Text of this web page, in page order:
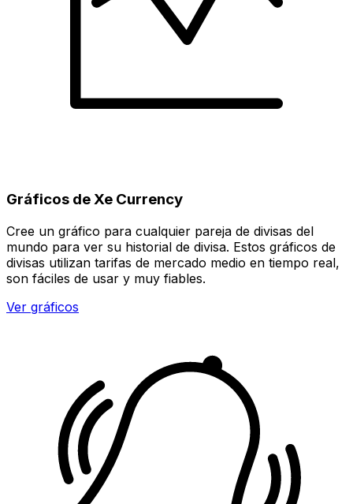
Gráficos de Xe Currency
Cree un gráfico para cualquier pareja de divisas del
mundo para ver su historial de divisa. Estos gráficos de
divisas utilizan tarifas de mercado medio en tiempo real,
son fáciles de usar y muy fiables.
Ver gráficos